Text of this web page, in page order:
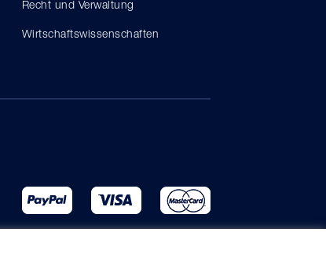
Recht und Verwaltung
Wirtschaftswissenschaften